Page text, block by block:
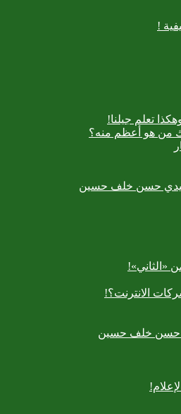
!
تعلم جيلنا!
من هو أعظم منه؟
حسن خلف حسين
«الثاني»!
الانترنت؟!
حسن خلف حسين